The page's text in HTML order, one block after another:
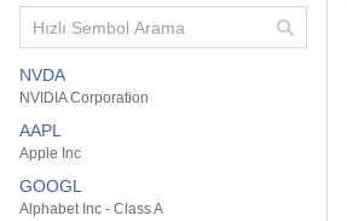
NVDA
NVIDIA Corporation
AAPL
Apple Inc
GOOGL
Alphabet Inc - Class A